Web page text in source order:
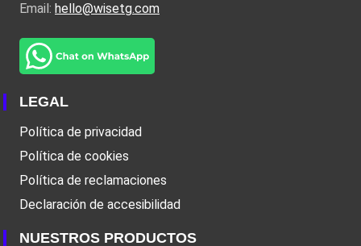
Email: hello@wisetg.com
LEGAL
Política de privacidad
Política de cookies
Política de reclamaciones
Declaración de accesibilidad
NUESTROS PRODUCTOS